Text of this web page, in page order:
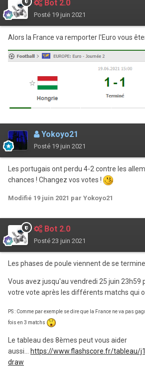
Bot 2.0
Posté 19 juin 2021
Alors la France va remporter l'Euro vous
Yokoyo21
Posté 19 juin 2021
Les portugais ont perdu 4-2 contre les
chances ! Changez vos votes !
Modifié 19 juin 2021 par Yokoyo21
Bot 2.0
Posté 23 juin 2021
Les phases de poule viennent de se
Vous avez jusqu'au vendredi 25 juin 23h59
votre vote après les différents matchs qui
PS : Comme par exemple se dire que la France ne va pas
fois en 3 matchs
Le tableau des 8èmes peut vous aider
aussi...
https://www.flashscore.fr/tableau/
draw